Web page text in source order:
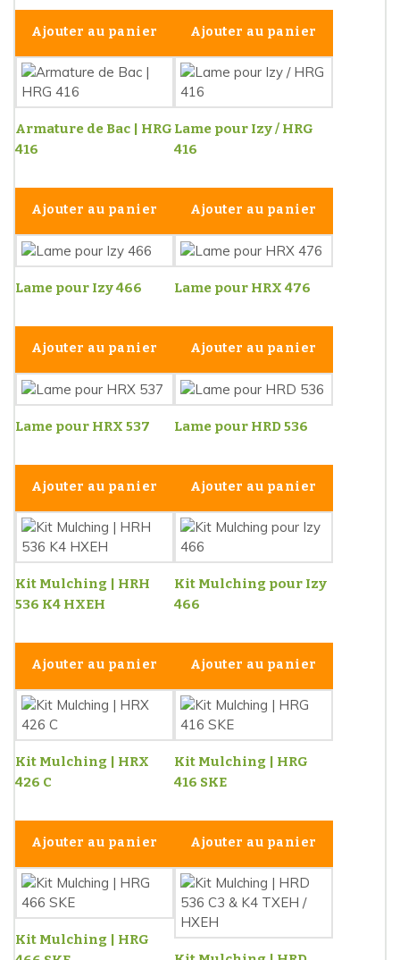
Ajouter au panier Ajouter au panier
Armature de Bac | HRG
416
Ajouter au panier
Lame pour Izy / HRG
416
Ajouter au panier
Lame pour Izy 466
Ajouter au panier
Lame pour HRX 476
Ajouter au panier
Lame pour HRX 537
Ajouter au panier
Lame pour HRD 536
Ajouter au panier
Kit Mulching | HRH
536 K4 HXEH
Ajouter au panier
Kit Mulching pour Izy
466
Ajouter au panier
Kit Mulching | HRX
426 C
Ajouter au panier
Kit Mulching | HRG
416 SKE
Ajouter au panier
Kit Mulching | HRG